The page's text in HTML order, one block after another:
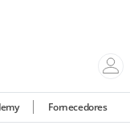
Fornecedores